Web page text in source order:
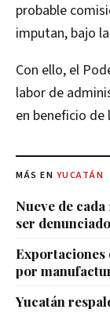
probable
imputan, bajo
Con ello, el
labor de
en beneficio de
MÁS EN YUCATÁN
Nueve de
ser
Exportaciones
por
Yucatán